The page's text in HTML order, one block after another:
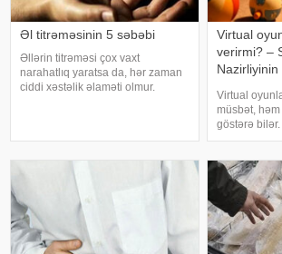
Əl titrəməsinin 5 səbəbi
Əllərin titrəməsi çox vaxt
narahatlıq yaratsa da, hər zaman
ciddi xəstəlik əlaməti olmur.
Virtual
verirmi? –
Virtual
müsbət,
göstərə
rejimdə
artıq